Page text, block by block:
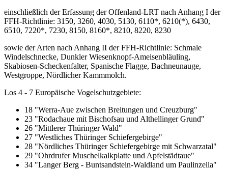
einschließlich der Erfassung der Offenland-LRT nach Anhang I der
FFH-Richtlinie: 3150, 3260, 4030, 5130, 6110*, 6210(*), 6430,
6510, 7220*, 7230, 8150, 8160*, 8210, 8220, 8230
sowie der Arten nach Anhang II der FFH-Richtlinie: Schmale
Windelschnecke, Dunkler Wiesenknopf-Ameisenbläuling,
Skabiosen-Scheckenfalter, Spanische Flagge, Bachneunauge,
Westgroppe, Nördlicher Kammmolch.
Los 4 - 7 Europäische Vogelschutzgebiete:
18 "Werra-Aue zwischen Breitungen und Creuzburg"
23 "Rodachaue mit Bischofsau und Althellinger Grund"
26 "Mittlerer Thüringer Wald"
27 "Westliches Thüringer Schiefergebirge"
28 "Nördliches Thüringer Schiefergebirge mit Schwarzatal"
29 "Ohrdrufer Muschelkalkplatte und Apfelstädtaue"
34 "Langer Berg - Buntsandstein-Waldland um Paulinzella"